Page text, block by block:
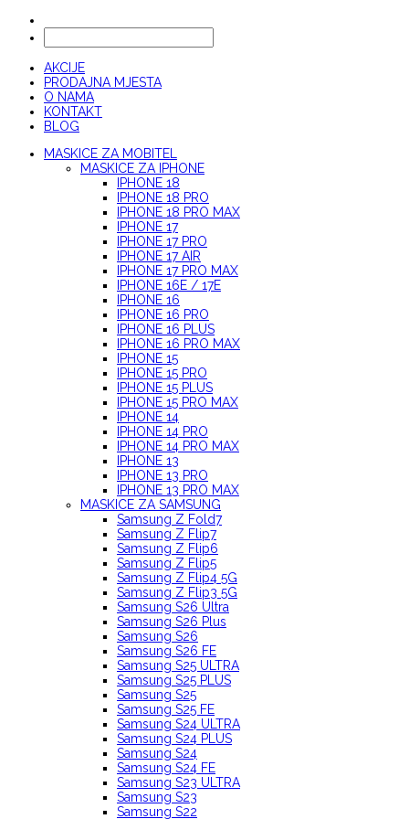
AKCIJE
PRODAJNA MJESTA
O NAMA
KONTAKT
BLOG
MASKICE ZA MOBITEL
MASKICE ZA IPHONE
IPHONE 18
IPHONE 18 PRO
IPHONE 18 PRO MAX
IPHONE 17
IPHONE 17 PRO
IPHONE 17 AIR
IPHONE 17 PRO MAX
IPHONE 16E / 17E
IPHONE 16
IPHONE 16 PRO
IPHONE 16 PLUS
IPHONE 16 PRO MAX
IPHONE 15
IPHONE 15 PRO
IPHONE 15 PLUS
IPHONE 15 PRO MAX
IPHONE 14
IPHONE 14 PRO
IPHONE 14 PRO MAX
IPHONE 13
IPHONE 13 PRO
IPHONE 13 PRO MAX
MASKICE ZA SAMSUNG
Samsung Z Fold7
Samsung Z Flip7
Samsung Z Flip6
Samsung Z Flip5
Samsung Z Flip4 5G
Samsung Z Flip3 5G
Samsung S26 Ultra
Samsung S26 Plus
Samsung S26
Samsung S26 FE
Samsung S25 ULTRA
Samsung S25 PLUS
Samsung S25
Samsung S25 FE
Samsung S24 ULTRA
Samsung S24 PLUS
Samsung S24
Samsung S24 FE
Samsung S23 ULTRA
Samsung S23
Samsung S22